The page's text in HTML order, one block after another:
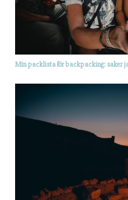
Min packlista för backpacking: saker